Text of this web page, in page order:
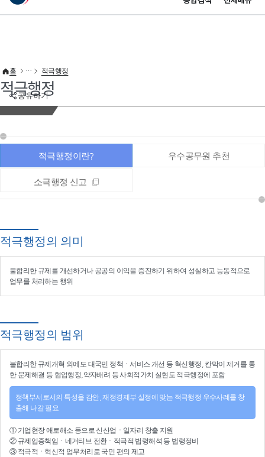
이 누리집은 대한민국 공식 전자정부 누리집입니다.
공유하기
홈 적극행정
적극행정
적극행정이란? 우수공무원 추천
소극행정 신고
적극행정의 의미
불합리한 규제를 개선하거나 공공의 이익을 증진하기 위하여 성실하고 능동적으로
업무를 처리하는 행위
적극행정의 범위
불합리한 규제개혁 외에도 대국민 정책ㆍ서비스 개선 등 혁신행정 , 칸막이 제거를 통
한 문제해결 등 협업행정 ,약자배려 등사회적가치 실현 도 적극행정에 포함
정책부서로서의 특성을 감안, 재정경제부 실정에 맞는 적극행정 우수사례를 창
출해 나갈 필요
① 기업현장 애로해소 등으로 신산업 ㆍ 일자리 창출 지원
② 규제입증책임 ㆍ 네거티브 전환ㆍ적극적 법령해석 등 법령정비
③ 적극적 ㆍ 혁신적 업무처리 로 국민 편의 제고